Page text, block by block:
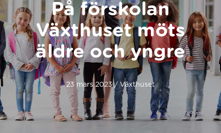
På förskolan
Växthuset möts
äldre och yngre
23 mars 2023 / Växthuset